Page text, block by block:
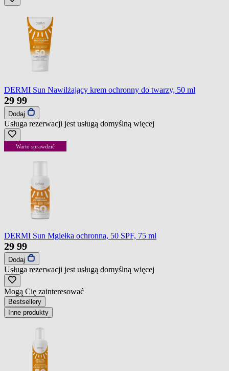
DERMI Sun Nawilżający krem ochronny do twarzy, 50 ml
29 99
Dodaj
Usługa rezerwacji jest usługą domyślną więcej
Warto sprawdzić
DERMI Sun Mgiełka ochronna, 50 SPF, 75 ml
29 99
Dodaj
Usługa rezerwacji jest usługą domyślną więcej
Mogą Cię zainteresować
Bestsellery
Inne produkty